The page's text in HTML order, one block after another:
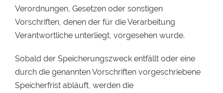
Verordnungen, Gesetzen oder sonstigen
Vorschriften, denen der für die Verarbeitung
Verantwortliche unterliegt, vorgesehen wurde.
Sobald der Speicherungszweck entfällt oder eine
durch die genannten Vorschriften vorgeschriebene
Speicherfrist abläuft, werden die